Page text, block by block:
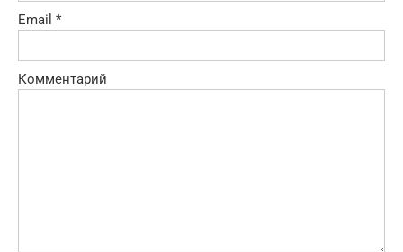
Email *
Комментарий